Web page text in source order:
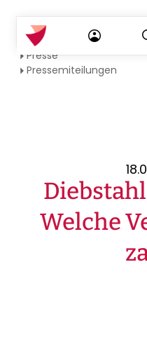
Startseite
Presse
Pressemiteilungen
Welche